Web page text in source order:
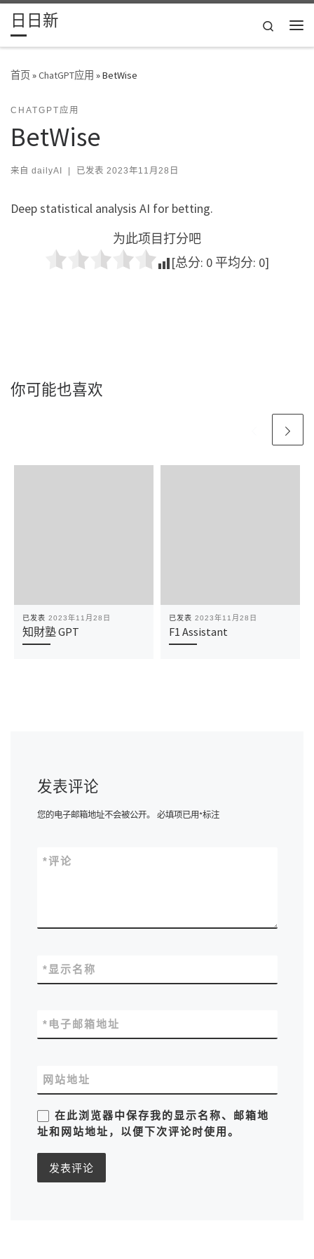
Skip to content
日日新
Search
首页»ChatGPT应用 »BetWise
CHATGPT应用
BetWise
来自 dailyAI | 已发表 2023年11月28日
Deep statistical analysis AI for betting.
为此项目打分吧
[总分: 0 平均分: 0]
你可能也喜欢
已发表 2023年11月28日
知財塾 GPT
已发表 2023年11月28日
F1 Assistant
发表评论
您的电子邮箱地址不会被公开。 必填项已用*标注
评论
*
显示名称
*
电子邮箱地址
*
网站地址
在此浏览器中保存我的显示名称、邮箱地
址和网站地址，以便下次评论时使用。